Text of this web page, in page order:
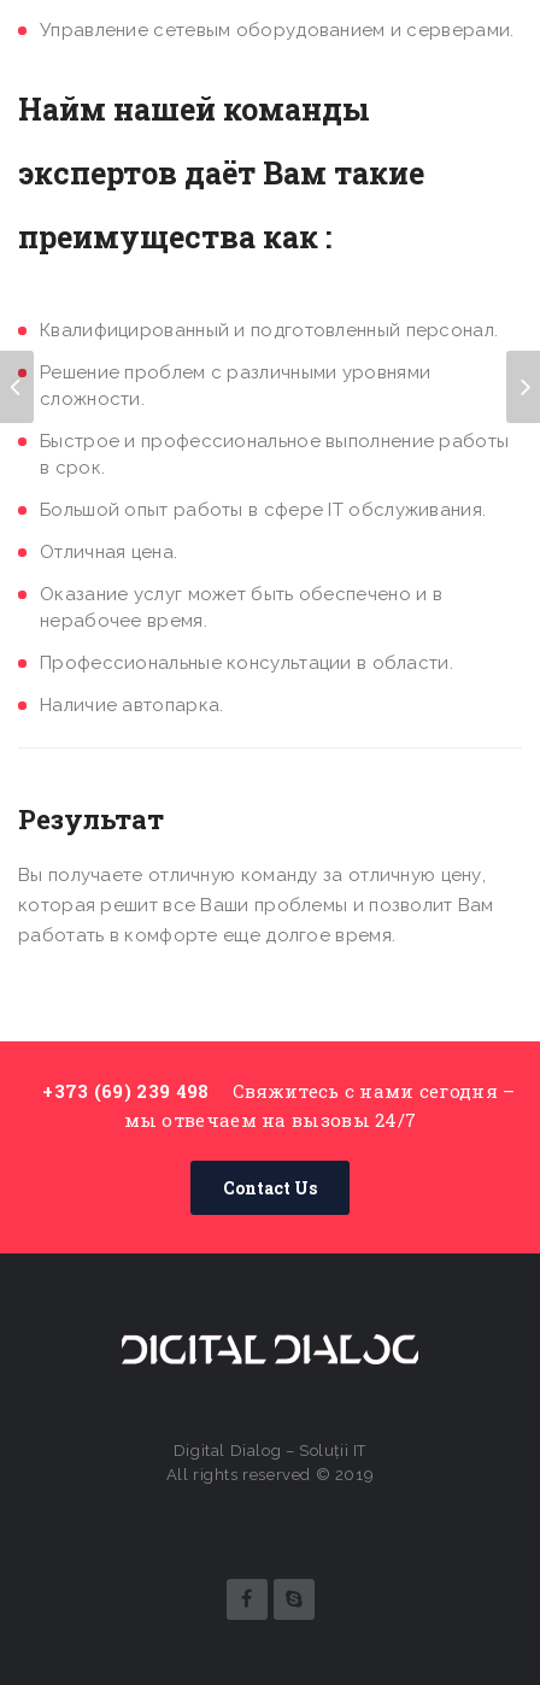
Управление сетевым оборудованием и серверами.
Найм нашей команды
экспертов даёт Вам такие
преимущества как :
Квалифицированный и подготовленный персонал.
Решение проблем с различными уровнями
сложности.
Быстрое и профессиональное выполнение работы
в срок.
Большой опыт работы в сфере IT обслуживания.
Отличная цена.
Оказание услуг может быть обеспечено и в
нерабочее время.
Профессиональные консультации в области.
Наличие автопарка.
Результат
Вы получаете отличную команду за отличную цену,
которая решит все Ваши проблемы и позволит Вам
работать в комфорте еще долгое время.
+373 (69) 239 498
Свяжитесь с нами сегодня –
мы отвечаем на вызовы 24/7
Contact Us
Digital Dialog – Soluții IT
All rights reserved © 2019